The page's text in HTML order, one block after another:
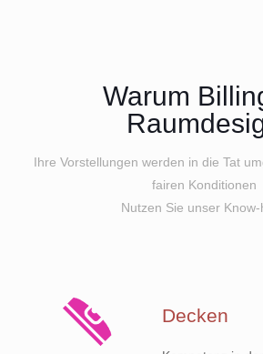
Warum
Ihre Vorstellungen werden in die Tat
fairen Konditionen
Nutzen Sie unser Know-
Decken